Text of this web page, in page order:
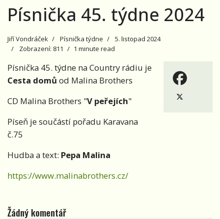
Písnička 45. týdne 2024
Jiří Vondráček Písnička týdne
5. listopad 2024
Zobrazení: 811
1 minute read
Písnička 45. týdne na Country rádiu je
Cesta domů od Malina Brothers
CD Malina Brothers "V peřejích"
Píseň je součástí pořadu Karavana
č.75
Hudba a text: Pepa Malina
https://www.malinabrothers.cz/
Žádný komentář